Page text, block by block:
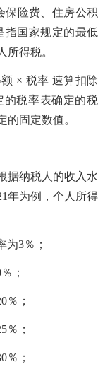
保险费、住房公积
指国家规定的最低
所得税。
× 税率 速算扣除
的税率表确定的税
固定数值。
据纳税人的收入水
年为例，个人所得
为3％；
；
％；
％；
％；